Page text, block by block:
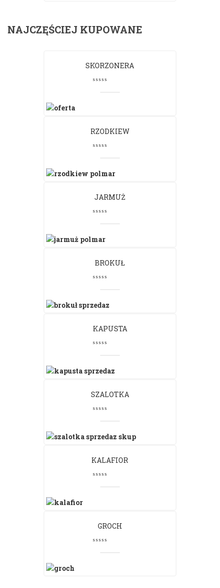
NAJCZĘŚCIEJ KUPOWANE
SKORZONERA
RZODKIEW
JARMUŻ
BROKUŁ
KAPUSTA
SZALOTKA
KALAFIOR
GROCH